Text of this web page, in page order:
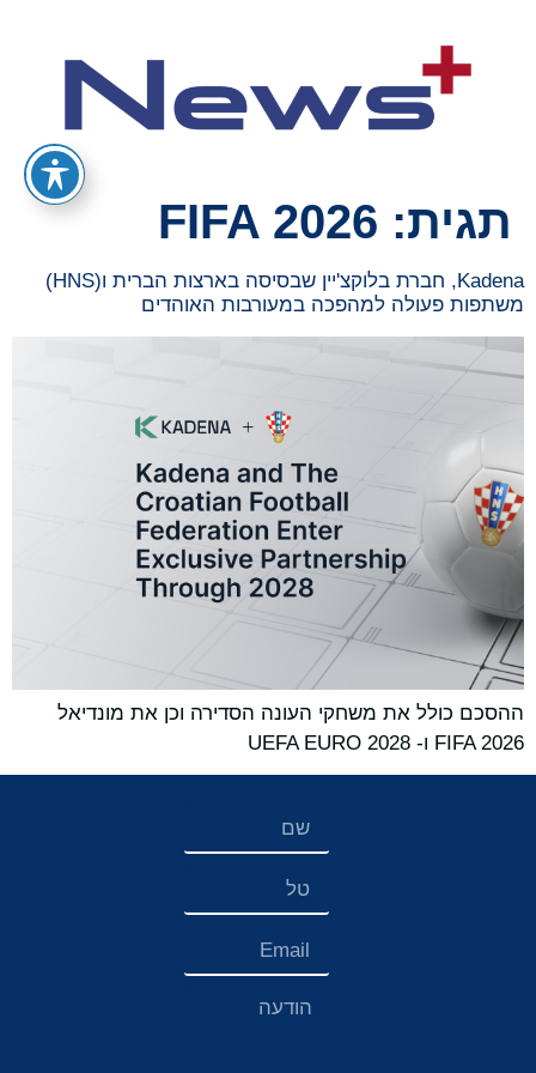
תגית: FIFA 2026
Kadena, חברת בלוקצ'יין שבסיסה בארצות הברית ו(HNS)
משתפות פעולה למהפכה במעורבות האוהדים
ההסכם כולל את משחקי העונה הסדירה וכן את מונדיאל
FIFA 2026 ו- UEFA EURO 2028